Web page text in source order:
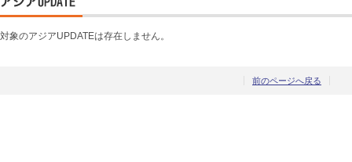
対象のアジアUPDATEは存在しません。
前のページへ戻る